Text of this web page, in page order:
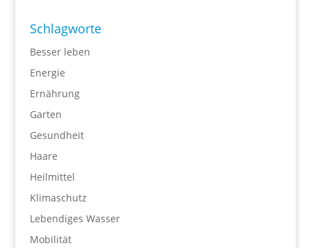
Schlagworte
Besser leben
Energie
Ernährung
Garten
Gesundheit
Haare
Heilmittel
Klimaschutz
Lebendiges Wasser
Mobilität